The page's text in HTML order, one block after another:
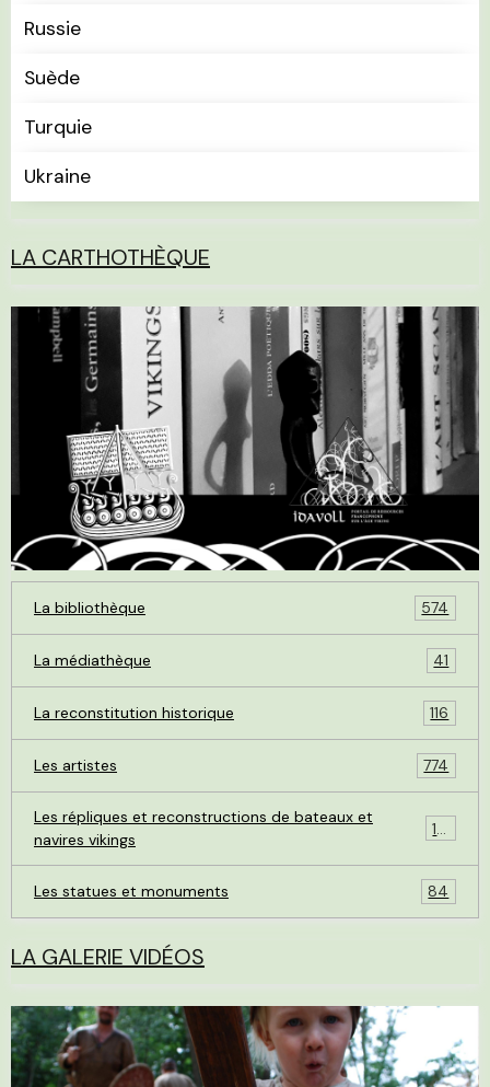
Russie
Suède
Turquie
Ukraine
LA CARTHOTHÈQUE
La bibliothèque 574
La médiathèque 41
La reconstitution historique 116
Les artistes 774
Les répliques et reconstructions de bateaux et
navires vikings
119
Les statues et monuments 84
LA GALERIE VIDÉOS